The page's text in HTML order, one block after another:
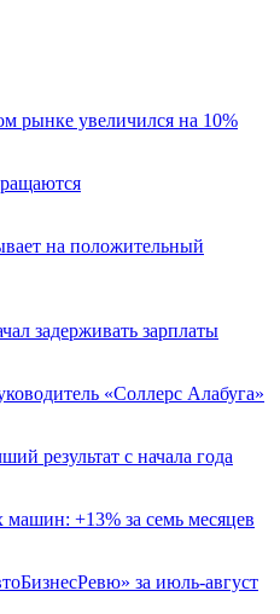
рынке увеличился на 10%
на положительный
задерживать зарплаты
«Соллерс Алабуга»
результат с начала года
+13% за семь месяцев
за июль-август